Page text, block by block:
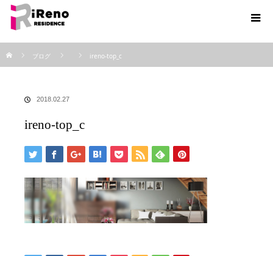
ブログ
ireno-top_c
2018.02.27
ireno-top_c